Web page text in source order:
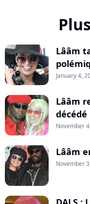
Lââm
January 4,
Lââm
décédé
November
Lââm
November